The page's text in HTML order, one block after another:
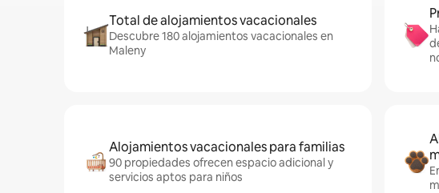
Total de alojamientos vacacionales
Descubre 180 alojamientos vacacionales en
Maleny
Alojamientos vacacionales para familias
90 propiedades ofrecen espacio adicional y
servicios aptos para niños